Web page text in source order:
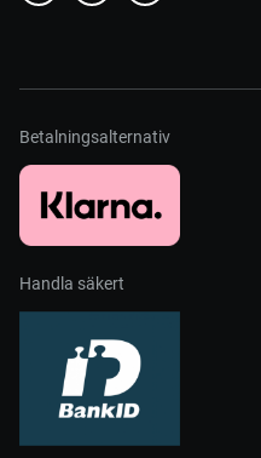
Betalningsalternativ
Handla säkert